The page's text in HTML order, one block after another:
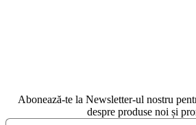
Abonează-te la Newsletter-ul nostru
despre produse noi și